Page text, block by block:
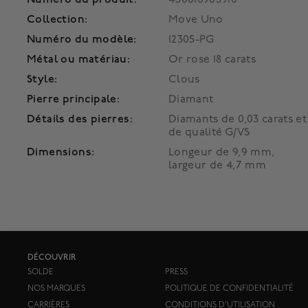
Collection:
Move Uno
Numéro du modèle:
12305-PG
Métal ou matériau:
Or rose 18 carats
Style:
Clous
Pierre principale:
Diamant
Détails des pierres:
Diamants de 0,03 carats et
de qualité G/VS
Dimensions:
Longeur de 9,9 mm,
largeur de 4,7 mm
DÉCOUVRIR
SOLDE
NOS MARQUES
CARRIÈRES
PRESS
POLITIQUE DE CONFIDENTIALITÉ
CONDITIONS D'UTILISATION